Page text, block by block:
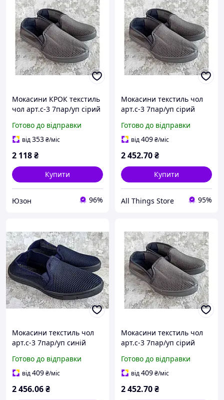
Мокасини КРОК текстиль
чол арт.с-3 7пар/уп сірий
Готово до відправки
від353₴/міс
2 118₴
Купити
Юзон 96%
Мокасини текстиль чол
арт.с-3 7пар/уп сірий
Готово до відправки
від409₴/міс
2 452.70₴
Купити
All Things Store 95%
Мокасини текстиль чол
арт.с-3 7пар/уп синій
Готово до відправки
від409₴/міс
2 456.06₴
Мокасини текстиль чол
арт.с-3 7пар/уп сірий
Готово до відправки
від409₴/міс
2 452.70₴